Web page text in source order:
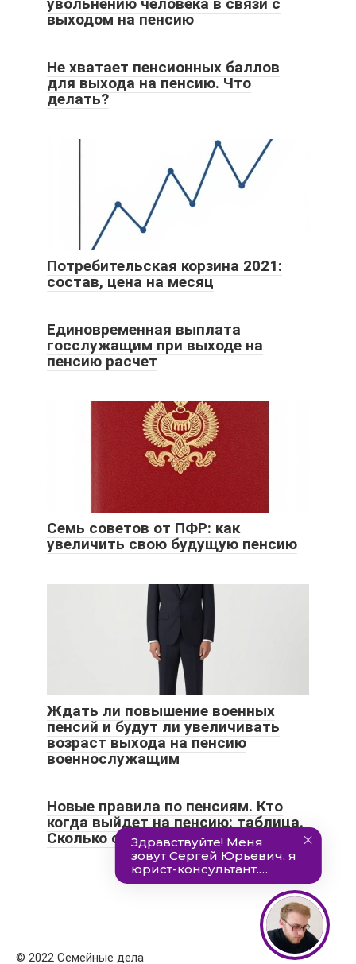
увольнению человека в связи с
выходом на пенсию
Не хватает пенсионных баллов
для выхода на пенсию. Что
делать?
Потребительская корзина 2021:
состав, цена на месяц
Единовременная выплата
госслужащим при выходе на
пенсию расчет
Семь советов от ПФР: как
увеличить свою будущую пенсию
Ждать ли повышение военных
пенсий и будут ли увеличивать
возраст выхода на пенсию
военнослужащим
Новые правила по пенсиям. Кто
когда выйдет на пенсию: таблица.
Сколько сэкономят на нас власти
© 2022 Семейные дела